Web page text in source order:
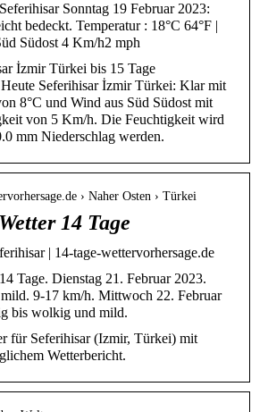
Sonntag 19 Februar 2023:
bedeckt. Temperatur : 18°C 64°F |
Südost 4 Km/h2 mph
İzmir Türkei bis 15 Tage
Heute Seferihisar İzmir Türkei: Klar mit
8°C und Wind aus Süd Südost mit
von 5 Km/h. Die Feuchtigkeit wird
mm Niederschlag werden.
› Naher Osten › Türkei
14 Tage
| 14-tage-wettervorhersage.de
Tage. Dienstag 21. Februar 2023.
9-17 km/h. Mittwoch 22. Februar
bis wolkig und mild.
für Seferihisar (Izmir, Türkei) mit
Wetterbericht.